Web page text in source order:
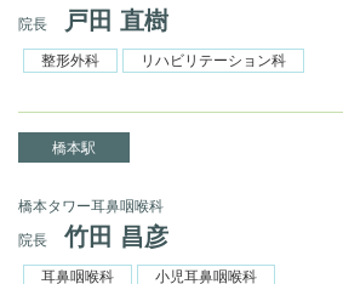
院長
戸田 直樹
整形外科 リハビリテーション科
橋本駅
橋本タワー耳鼻咽喉科
院長
竹田 昌彦
耳鼻咽喉科 小児耳鼻咽喉科